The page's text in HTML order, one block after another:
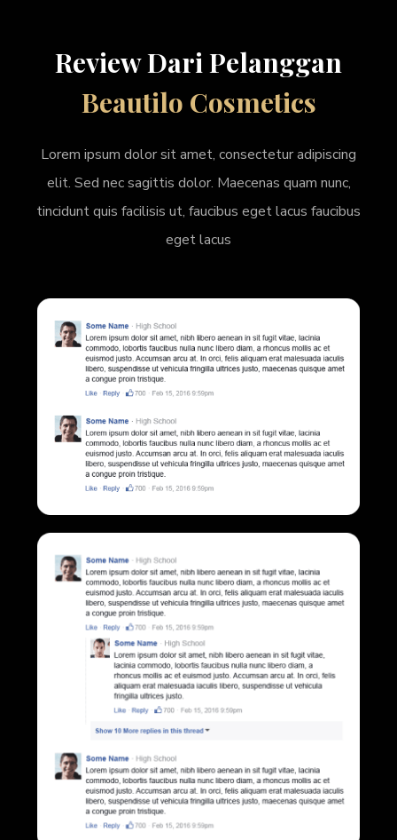
Review Dari Pelanggan
Beautilo Cosmetics
Lorem ipsum dolor sit amet, consectetur adipiscing
elit. Sed nec sagittis dolor. Maecenas quam nunc,
tincidunt quis facilisis ut, faucibus eget lacus faucibus
eget lacus